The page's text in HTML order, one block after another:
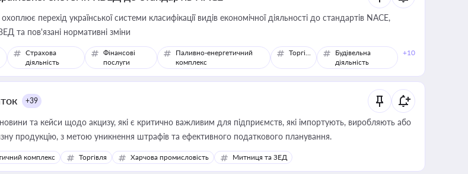
перехід української системи класифікації видів економічної діяльності до стандартів NACE,
та пов'язані нормативні зміни
Страхова
діяльність
Фінансові
послуги
Паливно-енергетичний
комплекс
Торгівля
Будівельна
діяльність
+10
+39
та кейси щодо акцизу, які є критично важливим для підприємств, які імпортують, виробляють або
продукцію, з метою уникнення штрафів та ефективного податкового планування.
комплекс Торгівля Харчова промисловість Митниця та ЗЕД